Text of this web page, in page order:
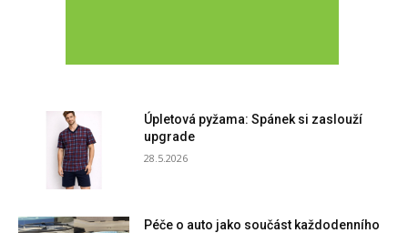
Úpletová pyžama: Spánek si zaslouží
upgrade
28.5.2026
Péče o auto jako součást každodenního